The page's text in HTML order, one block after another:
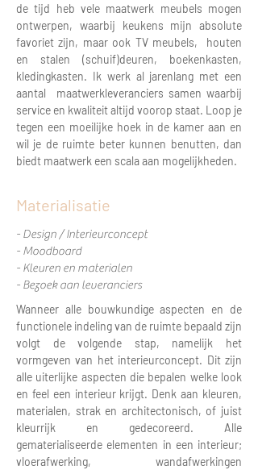
de tijd heb vele maatwerk meubels mogen
ontwerpen, waarbij keukens mijn absolute
favoriet zijn, maar ook TV meubels, houten
en stalen (schuif)deuren, boekenkasten,
kledingkasten. Ik werk al jarenlang met een
aantal maatwerkleveranciers samen waarbij
service en kwaliteit altijd voorop staat. Loop je
tegen een moeilijke hoek in de kamer aan en
wil je de ruimte beter kunnen benutten, dan
biedt maatwerk een scala aan mogelijkheden.
Materialisatie
- Design / Interieurconcept
- Moodboard
- Kleuren en materialen
- Bezoek aan leveranciers
Wanneer alle bouwkundige aspecten en de
functionele indeling van de ruimte bepaald zijn
volgt de volgende stap, namelijk het
vormgeven van het interieurconcept. Dit zijn
alle uiterlijke aspecten die bepalen welke look
en feel een interieur krijgt. Denk aan kleuren,
materialen, strak en architectonisch, of juist
kleurrijk en gedecoreerd. Alle
gematerialiseerde elementen in een interieur;
vloerafwerking, wandafwerkingen